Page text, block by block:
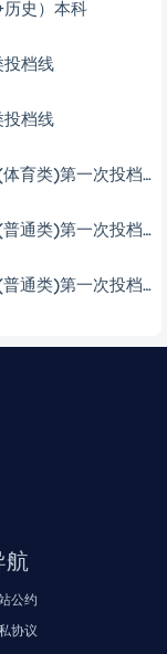
历史）本科
投档线
投档线
湖南省2025年普通高校招生本科批(体育类)第一次投档分数线
湖南省2025年普通高校招生本科批(普通类)第一次投档分数线
湖南省2025年普通高校招生本科批(普通类)第一次投档分数线(不组织专业考试的艺术专业)
航
公约
协议